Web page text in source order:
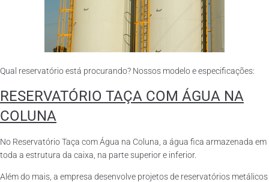
Qual reservatório está procurando? Nossos modelo e especificações:
RESERVATÓRIO TAÇA COM ÁGUA NA
COLUNA
No Reservatório Taça com Água na Coluna, a água fica armazenada em
toda a estrutura da caixa, na parte superior e inferior.
Além do mais, a empresa desenvolve projetos de reservatórios metálicos